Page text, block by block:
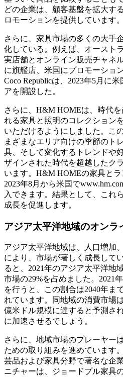
どの企業は、顧客基盤を拡大す
ロモーションを提供しています。
さらに、家具市場の多くの大手
化している。例えば、オースト
実店舗とオンライン販売チャネ
に旗艦店、米国にプロモーショ
Coco Republicは、2023年5月に
アを開設した。
さらに、H&M HOMEは、時代
れる家具と照明のコレクション
いただけるようにしました。こ
まざまなエリア向けの季節のト
具、そして変化するトレンドや
ザインされた時代を超越したク
います。H&M HOMEの家具とラ
2023年8月から米国で
入できます。結果として、これ
成長を促進します。
アジア太平洋地域のオンラ
アジア太平洋地域は、人口増加
により、市場が著しく成長して
ると、2021年のアジア太平洋地
市場の29%を占めました。2021
を行うと、この割合は2040年ま
れています。同地域の消費市場
億米ドル規模に達すると予測さ
に加速させるでしょう。
さらに、地域市場のプレーヤー
ための取り組みを進めています
芸品および家具分野で著名な企
ニチャーは、ジョードプル家具